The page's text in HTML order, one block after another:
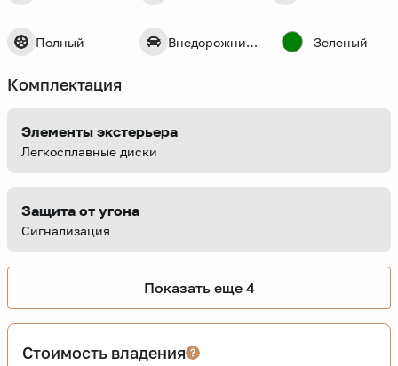
Полный Внедорожник 5 дв. Зеленый
Комплектация
Элементы экстерьера
Легкосплавные диски
Защита от угона
Сигнализация
Показать еще 4
Стоимость владения